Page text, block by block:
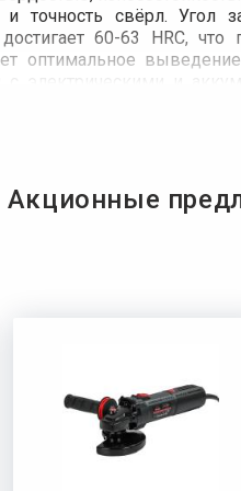
точность свёрл. Угол
60-63 HRC,
оптимальное
электрическими и
Акционные
Сверло по металлу HSS 4341
1.0 (10 шт.) Vitals Master
Батарея аккумуляторная
ASL 1220c 10C